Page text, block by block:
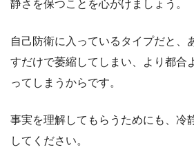
静さを保つことを心がけましょう。
自己防衛に入っているタイプだと、
すだけで萎縮してしまい、より都合
ってしまうからです。
事実を理解してもらうためにも、冷
してください。